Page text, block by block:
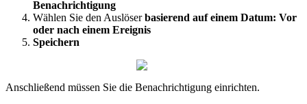
Benachrichtigung
Wählen Sie den Auslöser basierend auf einem Datum: Vor
oder nach einem Ereignis
Speichern
Anschließend müssen Sie die Benachrichtigung einrichten.